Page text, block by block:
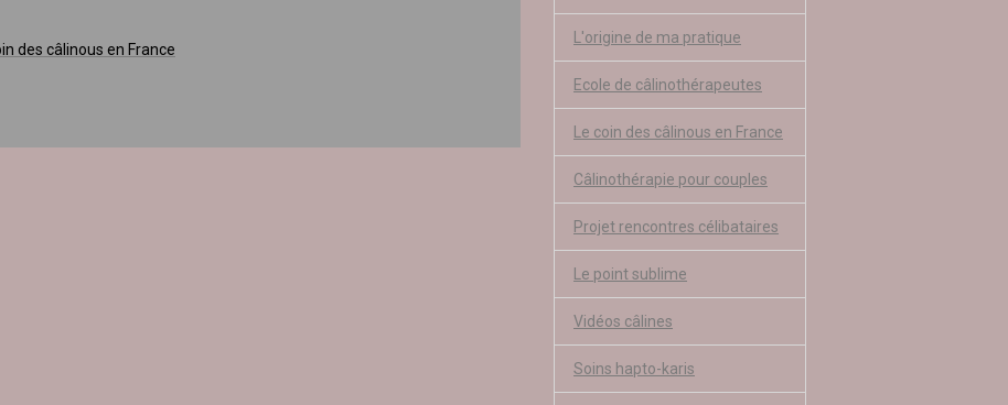
des câlinous en France
L'origine de ma pratique
Ecole de câlinothérapeutes
Le coin des câlinous en France
Câlinothérapie pour couples
Projet rencontres célibataires
Le point sublime
Vidéos câlines
Soins hapto-karis